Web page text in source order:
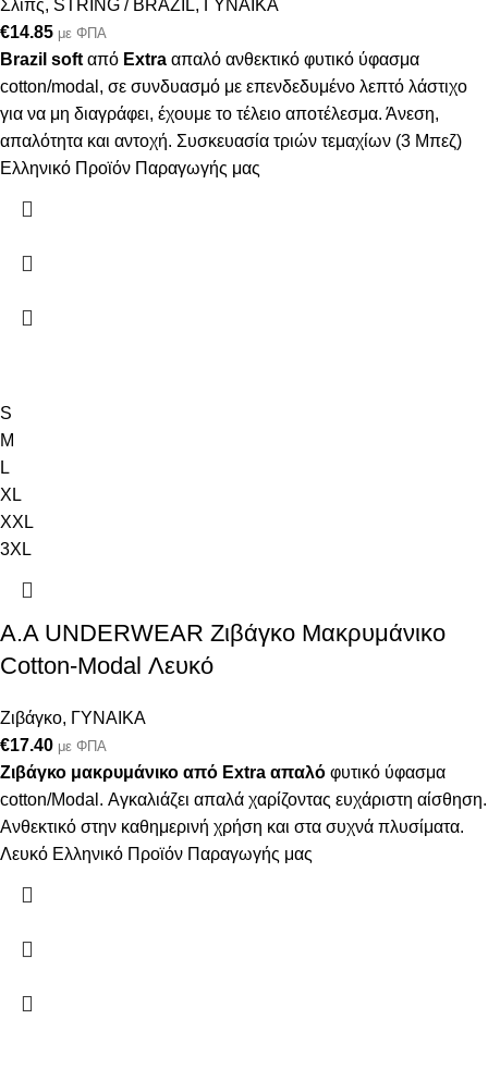
Σλίπς, STRING / BRAZIL,
ΓΥΝΑΙΚΑ
€14.85 με ΦΠΑ
Brazil soft από Extra απαλό ανθεκτικό φυτικό ύφασμα
cotton/modal, σε συνδυασμό με επενδεδυμένο λεπτό λάστιχο
για να μη διαγράφει, έχουμε το τέλειο αποτέλεσμα. Άνεση,
απαλότητα και αντοχή. Συσκευασία τριών τεμαχίων (3 Μπεζ)
Ελληνικό Προϊόν Παραγωγής μας
S
M
L
XL
XXL
3XL
Α.A UNDERWEAR Ζιβάγκο Μακρυμάνικο
Cotton-Modal Λευκό
Ζιβάγκο, ΓΥΝΑΙΚΑ
€17.40 με ΦΠΑ
Ζιβάγκο μακρυμάνικο από Extra απαλό φυτικό ύφασμα
cotton/Modal. Αγκαλιάζει απαλά χαρίζοντας ευχάριστη αίσθηση.
Ανθεκτικό στην καθημερινή χρήση και στα συχνά πλυσίματα.
Λευκό Ελληνικό Προϊόν Παραγωγής μας